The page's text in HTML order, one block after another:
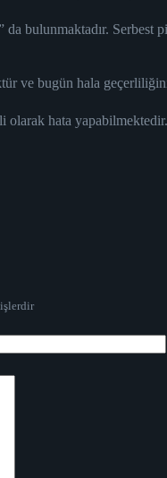
da bulunmaktadır.
ve bugün hala
hata